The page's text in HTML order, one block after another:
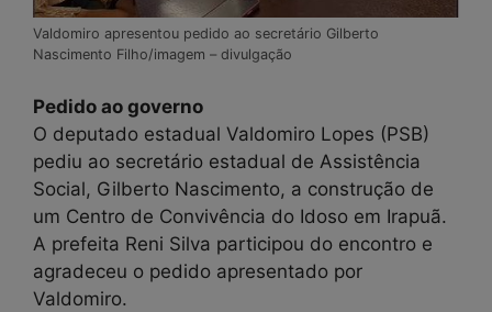
Valdomiro apresentou pedido ao secretário Gilberto
Nascimento Filho/imagem – divulgação
Pedido ao governo
O deputado estadual Valdomiro Lopes (PSB)
pediu ao secretário estadual de Assistência
Social, Gilberto Nascimento, a construção de
um Centro de Convivência do Idoso em Irapuã.
A prefeita Reni Silva participou do encontro e
agradeceu o pedido apresentado por
Valdomiro.